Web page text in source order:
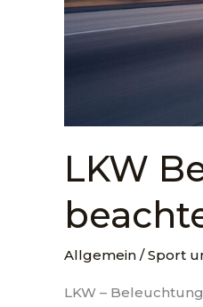
LKW
Allgemein /Sport
LKW –